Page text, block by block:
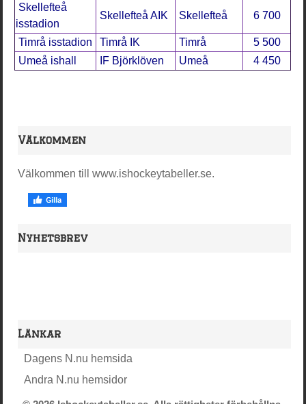
Skellefteå
isstadion
Skellefteå AIK Skellefteå 6 700
Timrå isstadion Timrå IK Timrå
5 500
Umeå ishall
IF Björklöven Umeå 4 450
Välkommen
Välkommen till www.ishockeytabeller.se.
Nyhetsbrev
Länkar
Dagens N.nu hemsida
Andra N.nu hemsidor